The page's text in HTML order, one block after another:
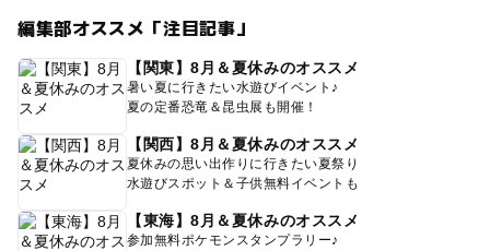
編集部オススメ「注目記事」
【関東】8月＆夏休みのオススメ
暑い夏に行きたい水遊びイベント♪
夏の定番恐竜＆昆虫展も開催！
【関西】8月＆夏休みのオススメ
夏休みの思い出作りに行きたい夏祭り
水遊びスポット＆子供無料イベントも
【東海】8月＆夏休みのオススメ
参加無料ポケモンスタンプラリー♪